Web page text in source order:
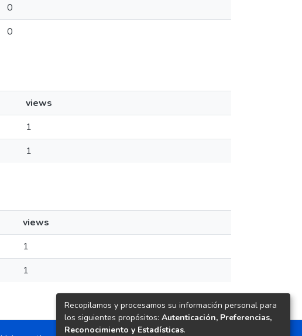
0
0
views
1
1
views
1
1
Recopilamos y procesamos su información personal para
los siguientes propósitos: Autenticación, Preferencias,
Reconocimiento y Estadísticas.